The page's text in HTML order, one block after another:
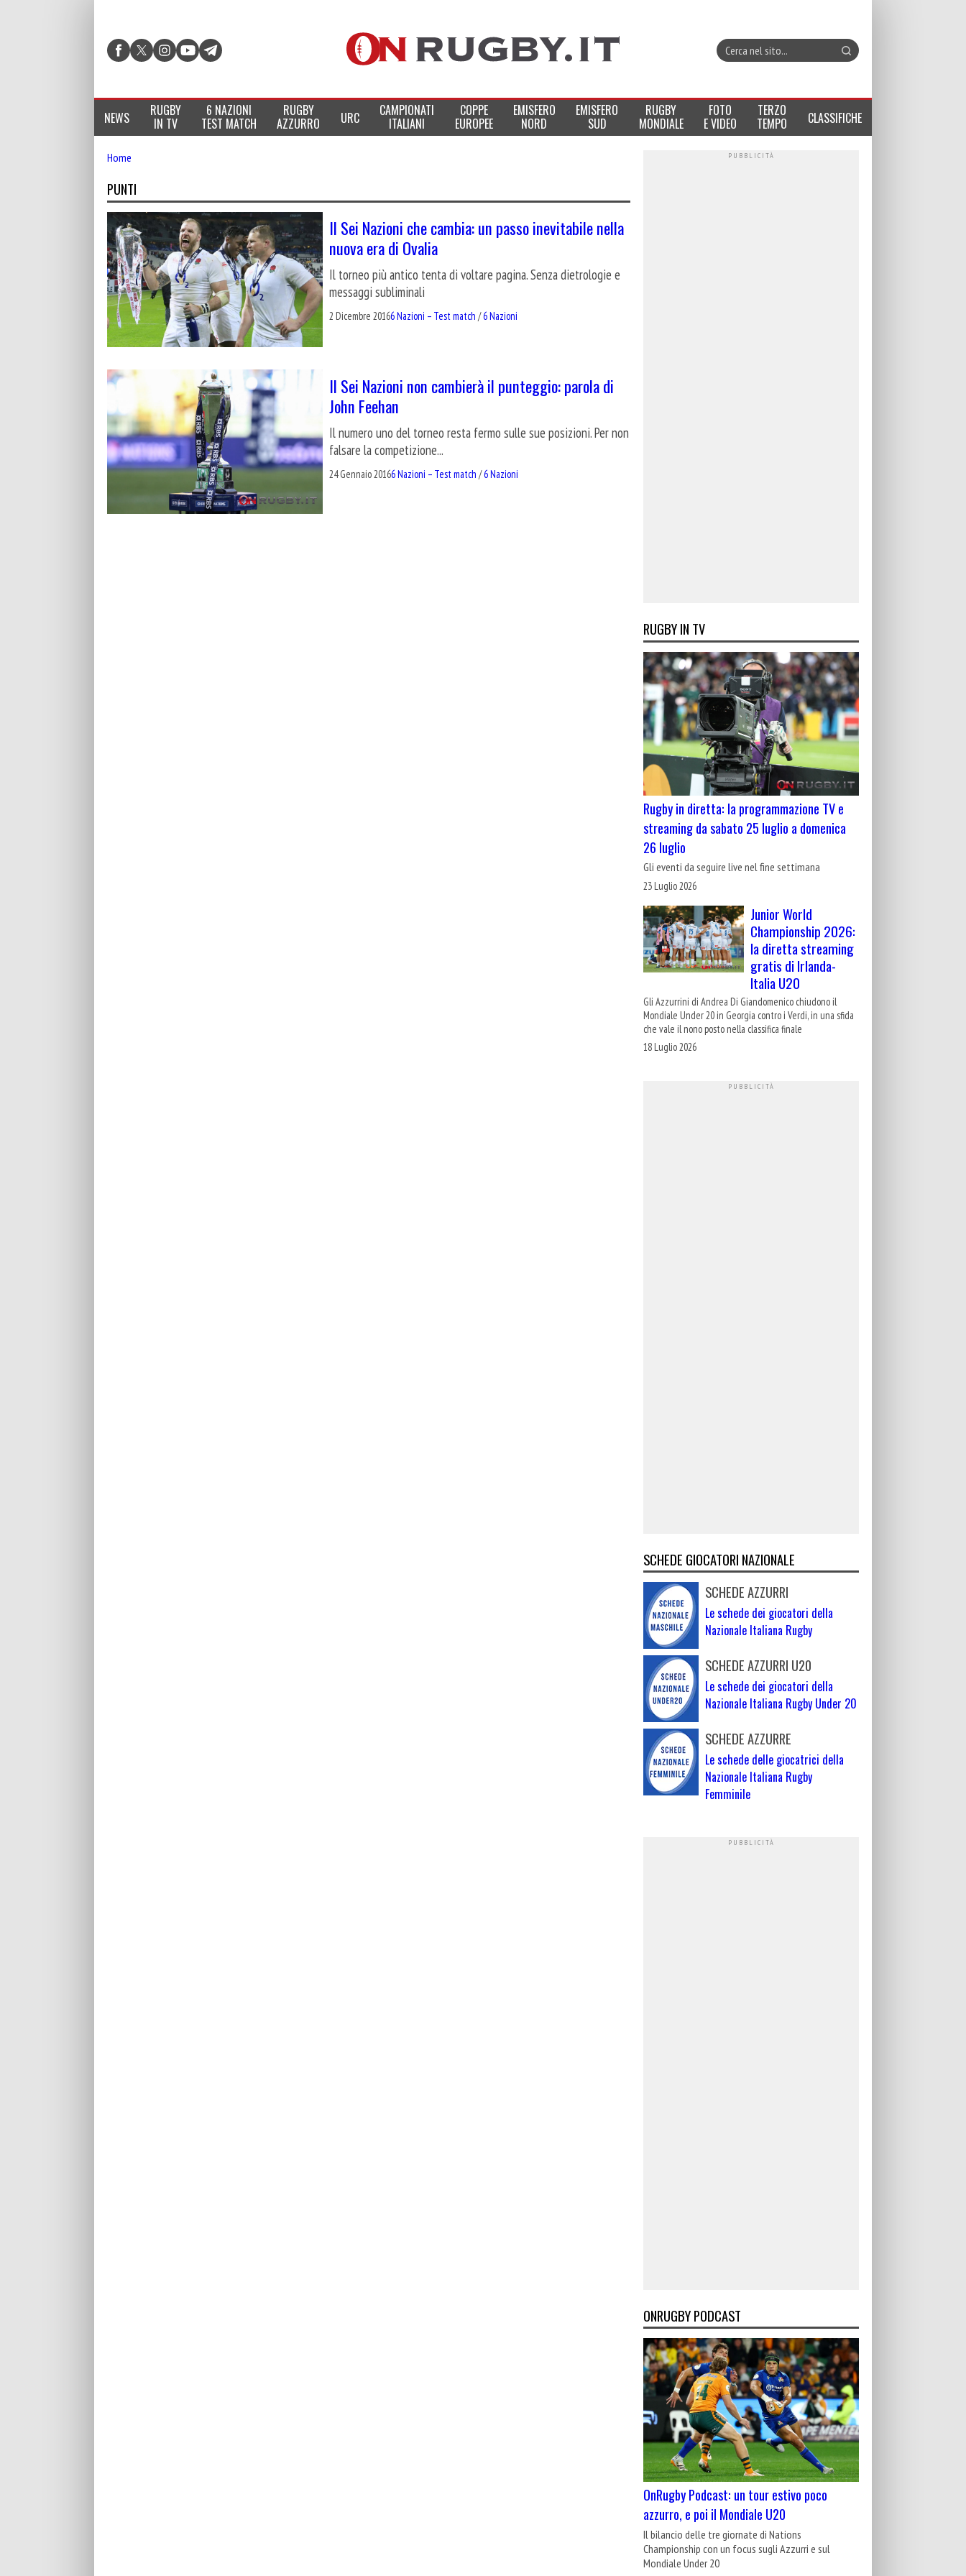
NEWS RUGBY
IN TV
6 NAZIONI
TEST MATCH
RUGBY
AZZURRO URC CAMPIONATI
ITALIANI
COPPE
EUROPEE
EMISFERO
NORD
EMISFERO
SUD
RUGBY
MONDIALE
FOTO
E VIDEO
TERZO
TEMPO CLASSIFICHE
Home
PUNTI
Il Sei Nazioni che cambia: un passo inevitabile nella
nuova era di Ovalia
Il torneo più antico tenta di voltare pagina. Senza dietrologie e
messaggi subliminali
2 Dicembre 20166 Nazioni – Test match /6 Nazioni
Il Sei Nazioni non cambierà il punteggio: parola di
John Feehan
Il numero uno del torneo resta fermo sulle sue posizioni. Per non
falsare la competizione...
24 Gennaio 20166 Nazioni – Test match /6 Nazioni
RUGBY IN TV
Rugby in diretta: la programmazione TV e
streaming da sabato 25 luglio a domenica
26 luglio
Gli eventi da seguire live nel fine settimana
23 Luglio 2026
Junior World
Championship 2026:
la diretta streaming
gratis di Irlanda-
Italia U20
Gli Azzurrini di Andrea Di Giandomenico chiudono il
Mondiale Under 20 in Georgia contro i Verdi, in una sfida
che vale il nono posto nella classifica finale
18 Luglio 2026
SCHEDE GIOCATORI NAZIONALE
SCHEDE AZZURRI
Le schede dei giocatori della
Nazionale Italiana Rugby
SCHEDE AZZURRI U20
Le schede dei giocatori della
Nazionale Italiana Rugby Under 20
SCHEDE AZZURRE
Le schede delle giocatrici della
Nazionale Italiana Rugby
Femminile
ONRUGBY PODCAST
OnRugby Podcast: un tour estivo poco
azzurro, e poi il Mondiale U20
Il bilancio delle tre giornate di Nations
Championship con un focus sugli Azzurri e sul
Mondiale Under 20